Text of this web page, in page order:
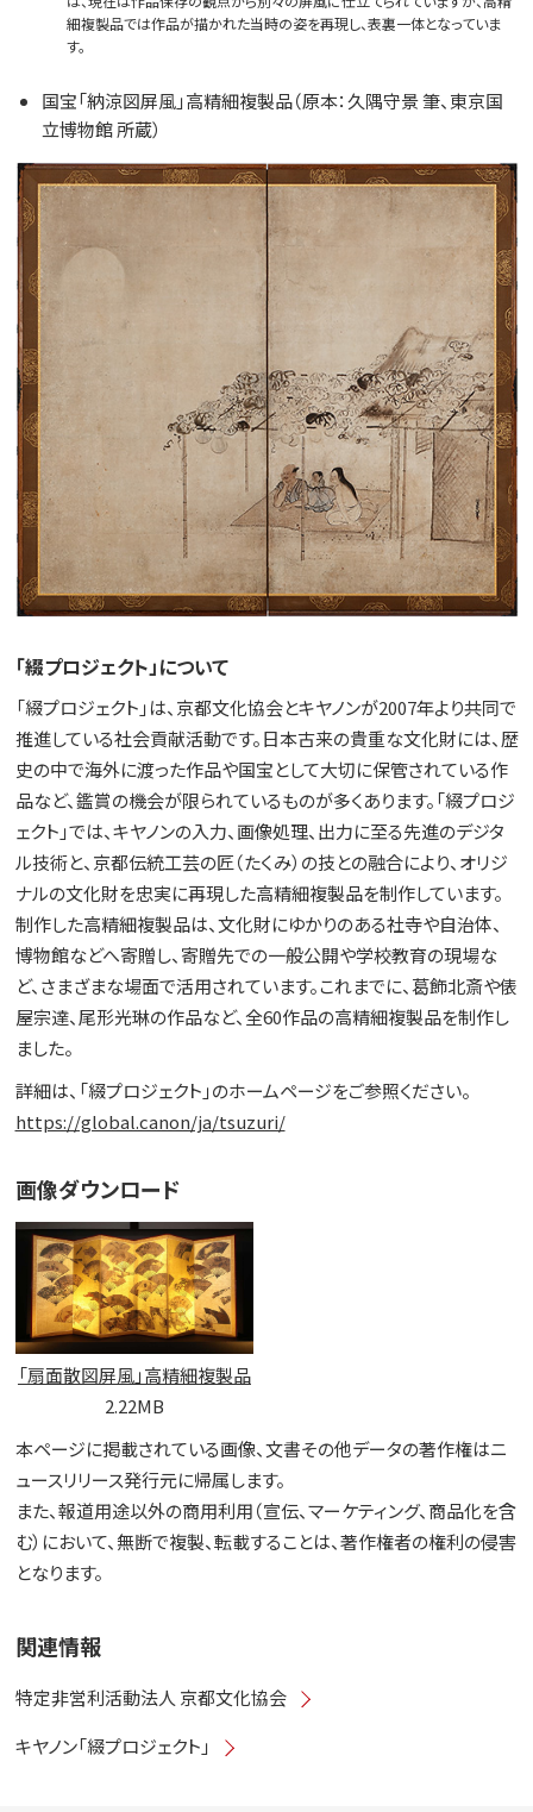
細複製品では作品が描かれた当時の姿を再現し、表裏一体となっていま
す。
国宝「納涼図屏風」高精細複製品（原本：久隅守景 筆、東京国
立博物館 所蔵）
「綴プロジェクト」について
「綴プロジェクト」は、京都文化協会とキヤノンが2007年より共同で
推進している社会貢献活動です。日本古来の貴重な文化財には、歴
史の中で海外に渡った作品や国宝として大切に保管されている作
品など、鑑賞の機会が限られているものが多くあります。「綴プロジ
ェクト」では、キヤノンの入力、画像処理、出力に至る先進のデジタ
ル技術と、京都伝統工芸の匠（たくみ）の技との融合により、オリジ
ナルの文化財を忠実に再現した高精細複製品を制作しています。
制作した高精細複製品は、文化財にゆかりのある社寺や自治体、
博物館などへ寄贈し、寄贈先での一般公開や学校教育の現場な
ど、さまざまな場面で活用されています。これまでに、葛飾北斎や俵
屋宗達、尾形光琳の作品など、全60作品の高精細複製品を制作し
ました。
詳細は、「綴プロジェクト」のホームページをご参照ください。
https://global.canon/ja/tsuzuri/
画像ダウンロード
「扇面散図屏風」高精細複製品
2.22MB
本ページに掲載されている画像、文書その他データの著作権はニ
ュースリリース発行元に帰属します。
また、報道用途以外の商用利用（宣伝、マーケティング、商品化を含
む）において、無断で複製、転載することは、著作権者の権利の侵害
となります。
関連情報
特定非営利活動法人 京都文化協会
キヤノン「綴プロジェクト」